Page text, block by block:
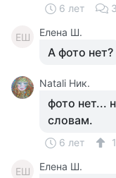
6 лет 3
ЕШ Елена Ш.
А фото нет?
Natali Ник.
фото нет...
словам.
6 лет 1
ЕШ Елена Ш.